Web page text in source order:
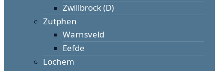
Zwillbrock (D)
Zutphen
Warnsveld
Eefde
Lochem